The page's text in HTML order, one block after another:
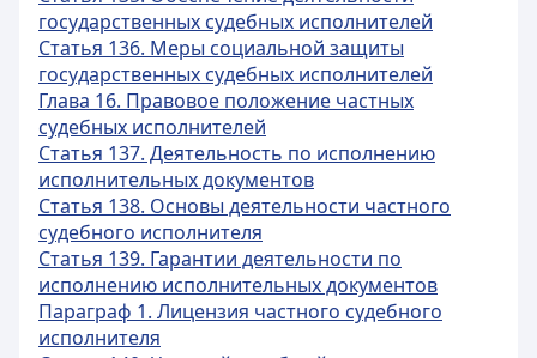
государственных судебных исполнителей
Статья 136. Меры социальной защиты
государственных судебных исполнителей
Глава 16. Правовое положение частных
судебных исполнителей
Статья 137. Деятельность по исполнению
исполнительных документов
Статья 138. Основы деятельности частного
судебного исполнителя
Статья 139. Гарантии деятельности по
исполнению исполнительных документов
Параграф 1. Лицензия частного судебного
исполнителя